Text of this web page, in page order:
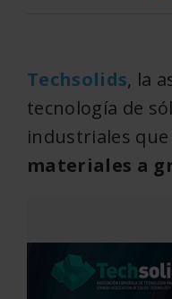
Techsolids, la
tecnología de
industriales
materiales a